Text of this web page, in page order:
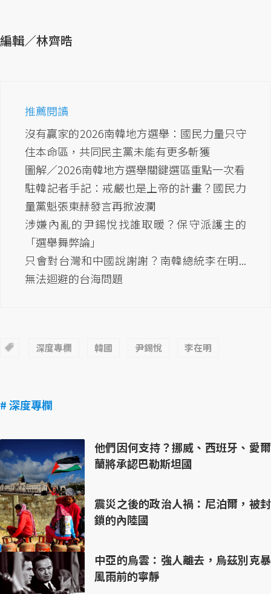
編輯／林齊晧
推薦閱讀
沒有贏家的2026南韓地方選舉：國民力量只守
住本命區，共同民主黨未能有更多斬獲
圖解／2026南韓地方選舉關鍵選區重點一次看
駐韓記者手記：戒嚴也是上帝的計畫？國民力
量黨魁張東赫發言再掀波瀾
涉嫌內亂的尹錫悅找誰取暖？保守派護主的
「選舉舞弊論」
只會對台灣和中國說謝謝？南韓總統李在明...
無法迴避的台海問題
深度專欄 韓國 尹錫悅 李在明
# 深度專欄
他們因何支持？挪威、西班牙、愛爾
蘭將承認巴勒斯坦國
震災之後的政治人禍：尼泊爾，被封
鎖的內陸國
中亞的烏雲：強人離去，烏茲別克暴
風雨前的寧靜